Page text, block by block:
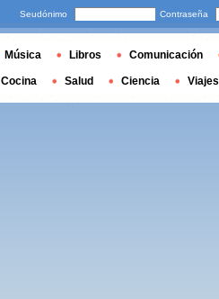
Seudónimo Contraseña
Música Libros Comunicación
Cocina Salud Ciencia Viajes